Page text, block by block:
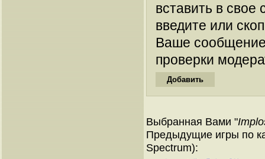
вставить в
введите или
Ваше
проверки
Выбранная Вами "
Предыдущие игры по
Spectrum):